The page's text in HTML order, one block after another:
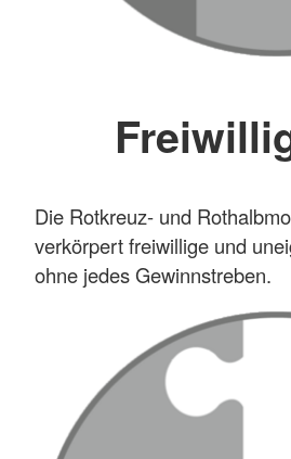
Die Rotkreuz- und
verkörpert freiwillige und
ohne jedes Gewinnstreben.